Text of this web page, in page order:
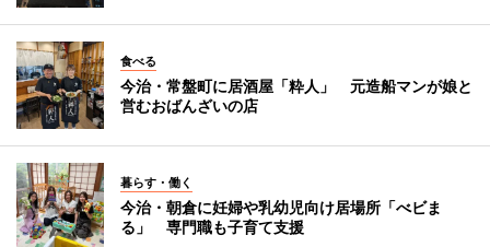
食べる
今治・常盤町に居酒屋「粋人」 元造船マンが娘と
営むおばんざいの店
暮らす・働く
今治・朝倉に妊婦や乳幼児向け居場所「べビま
る」 専門職も子育て支援